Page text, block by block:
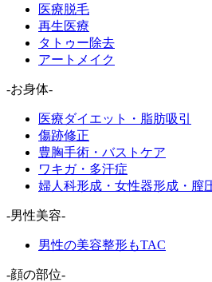
医療脱毛
再生医療
タトゥー除去
アートメイク
-お身体-
医療ダイエット・脂肪吸引
傷跡修正
豊胸手術・バストケア
ワキガ・多汗症
婦人科形成・女性器形成・膣
-男性美容-
男性の美容整形もTAC
-顔の部位-